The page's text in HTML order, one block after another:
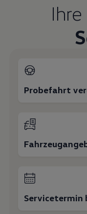
Lifestyle
Familie
Ihre
Probefahrt
Servicetermin